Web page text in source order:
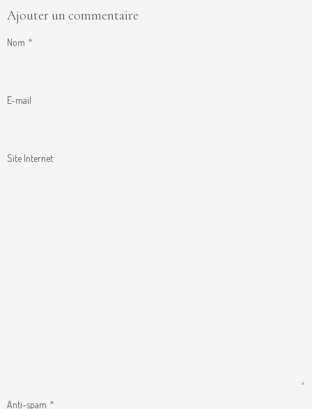
Ajouter un commentaire
Nom
E-mail
Site Internet
Anti-spam